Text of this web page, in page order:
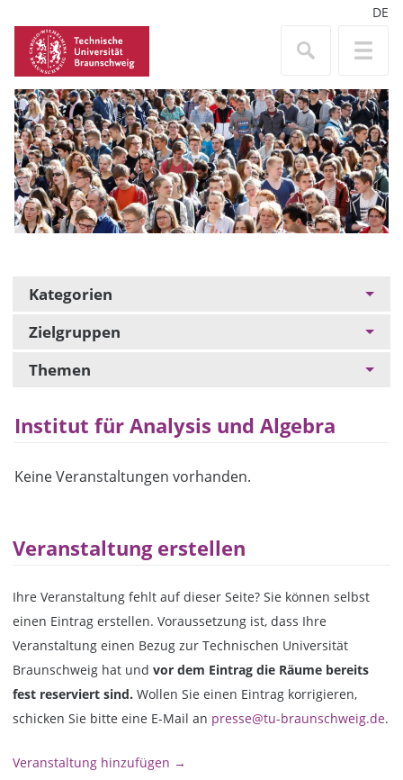
DE
Kategorien
Zielgruppen
Themen
Institut für Analysis und Algebra
Keine Veranstaltungen vorhanden.
Veranstaltung erstellen
Ihre Veranstaltung fehlt auf dieser Seite? Sie können selbst
einen Eintrag erstellen. Voraussetzung ist, dass Ihre
Veranstaltung einen Bezug zur Technischen Universität
Braunschweig hat undvor dem Eintrag die Räume bereits
fest reserviert sind. Wollen Sie einen Eintrag korrigieren,
schicken Sie bitte eine E-Mail an presse@tu-braunschweig.de.
Veranstaltung hinzufügen →